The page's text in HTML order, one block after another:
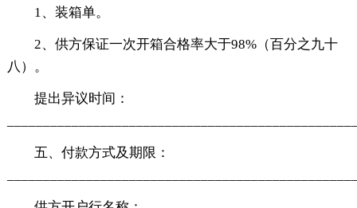
1、装箱单。
2、供方保证一次开箱合格率大于98%（百分之九十
八）。
提出异议时间：
五、付款方式及期限：